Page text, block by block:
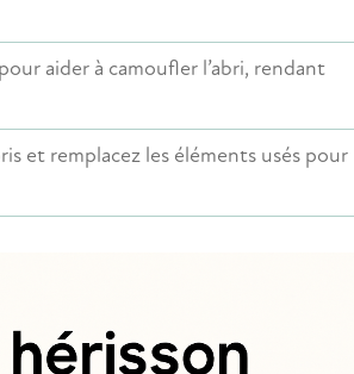
aider à camoufler l’abri, rendant
et remplacez les éléments usés pour